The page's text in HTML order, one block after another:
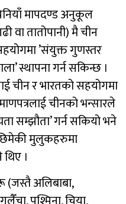
मापदण्ड अनुकूल
वा तातोपानी) मै चीन
’संयुक्त गुणस्तर
स्थापना गर्न सकिन्छ ।
चीन र भारतको सहयोगमा
चीनको भन्सारले
सम्झौता’ गर्न सकियो भने
मुलुकहरुमा
।
(जस्तै अलिबाबा,